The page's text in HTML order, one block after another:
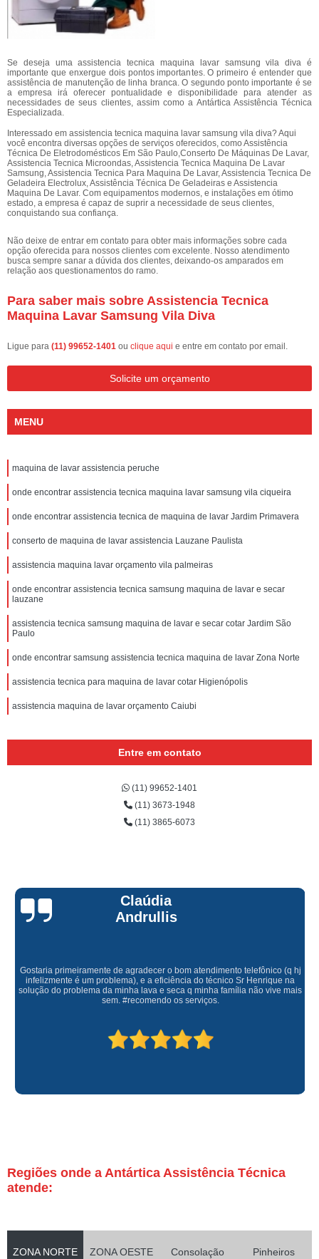
Se deseja uma assistencia tecnica maquina lavar samsung vila diva é
importante que enxergue dois pontos importantes. O primeiro é entender que
assistência de manutenção de linha branca. O segundo ponto importante é se
a empresa irá oferecer pontualidade e disponibilidade para atender as
necessidades de seus clientes, assim como a Antártica Assistência Técnica
Especializada.
Interessado em assistencia tecnica maquina lavar samsung vila diva? Aqui
você encontra diversas opções de serviços oferecidos, como Assistência
Técnica De Eletrodomésticos Em São Paulo,Conserto De Máquinas De Lavar,
Assistencia Tecnica Microondas, Assistencia Tecnica Maquina De Lavar
Samsung, Assistencia Tecnica Para Maquina De Lavar, Assistencia Tecnica De
Geladeira Electrolux, Assistência Técnica De Geladeiras e Assistencia
Maquina De Lavar. Com equipamentos modernos, e instalações em ótimo
estado, a empresa é capaz de suprir a necessidade de seus clientes,
conquistando sua confiança.
Não deixe de entrar em contato para obter mais informações sobre cada
opção oferecida para nossos clientes com excelente. Nosso atendimento
busca sempre sanar a dúvida dos clientes, deixando-os amparados em
relação aos questionamentos do ramo.
Para saber mais sobre Assistencia Tecnica
Maquina Lavar Samsung Vila Diva
Ligue para (11) 99652-1401 ou clique aqui e entre em contato por email.
Solicite um orçamento
MENU
maquina de lavar assistencia peruche
onde encontrar assistencia tecnica maquina lavar samsung vila ciqueira
onde encontrar assistencia tecnica de maquina de lavar Jardim Primavera
conserto de maquina de lavar assistencia Lauzane Paulista
assistencia maquina lavar orçamento vila palmeiras
onde encontrar assistencia tecnica samsung maquina de lavar e secar
lauzane
assistencia tecnica samsung maquina de lavar e secar cotar Jardim São
Paulo
onde encontrar samsung assistencia tecnica maquina de lavar Zona Norte
assistencia tecnica para maquina de lavar cotar Higienópolis
assistencia maquina de lavar orçamento Caiubi
Entre em contato
(11) 99652-1401
(11) 3673-1948
(11) 3865-6073
Claúdia
Andrullis
Gostaria primeiramente de agradecer o bom atendimento telefônico (q hj
infelizmente é um problema), e a eficiência do técnico Sr Henrique na
solução do problema da minha lava e seca q minha família não vive mais
sem. #recomendo os serviços.
Regiões onde a Antártica Assistência Técnica
atende:
ZONA NORTE ZONA OESTE Consolação Pinheiros